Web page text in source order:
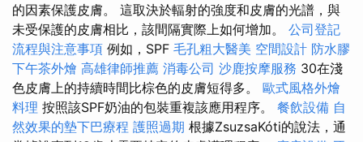
的因素保護皮膚。 這取決於輻射的強度和皮膚的光譜，與
未受保護的皮膚相比，該間隔實際上如何增加。 公司登記
流程與注意事項 例如，SPF 毛孔粗大醫美 空間設計 防水膠
下午茶外燴 高雄律師推薦 消毒公司 沙鹿按摩服務 30在淺
色皮膚上的持續時間比棕色的皮膚短得多。 歐式風格外燴
料理 按照該SPF奶油的包裝重複該應用程序。 餐飲設備 自
然效果的墊下巴療程 護照過期 根據ZsuzsaKóti的說法，通